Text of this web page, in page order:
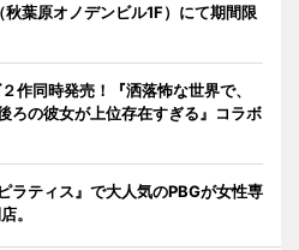
葉原オノデンビル1F）にて期間限
作同時発売！『洒落怖な世界で、
ろの彼女が上位存在すぎる』コラボ
ラティス』で大人気のPBGが女性専
。